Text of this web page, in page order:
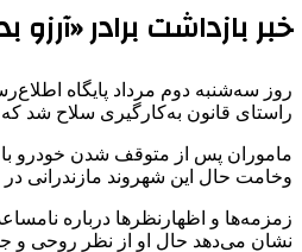
خبر بازداشت برادر
روز سه‌شنبه دوم مرداد پایگاه
راستای قانون به‌کارگیری سلاح شد که یکی از ۲ سرنشین این خودرو بر اثر اصابت
وخامت حال این شهروند مازندرانی
زمزمه‌ها و اظهارنظرها درباره
نشان می‌دهد حال او از نظر روحی و